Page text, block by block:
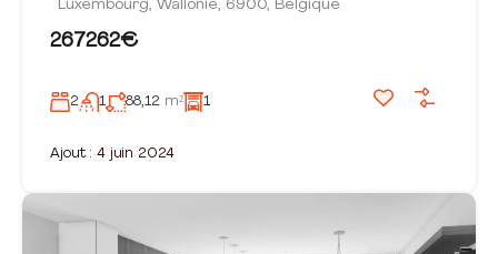
Luxembourg, Wallonie, 6900, Belgique
267262€
2 1 88,12 m² 1
Ajout : 4 juin 2024